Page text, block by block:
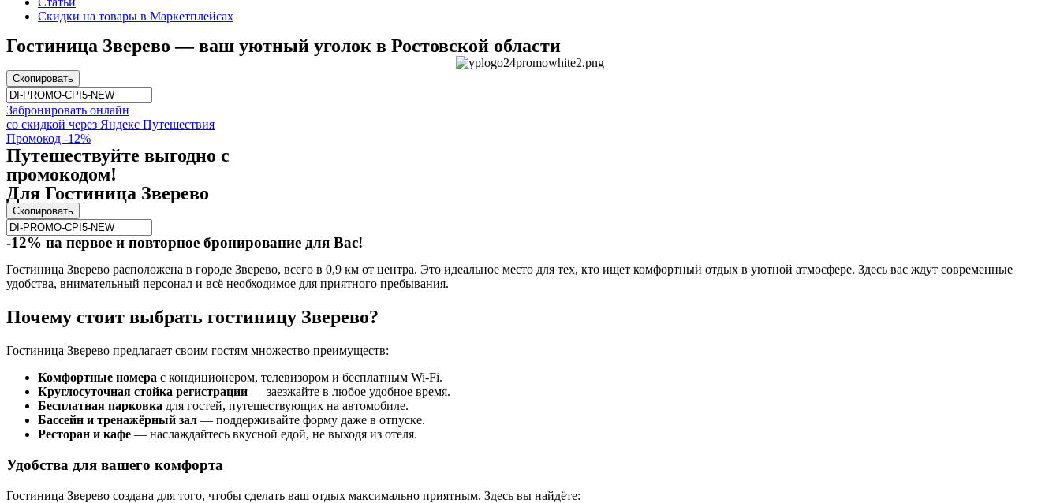
Скидки на товары в Маркетплейсах
Гостиница Зверево — ваш уютный уголок в Ростовской области
Скопировать
Забронировать онлайн
со скидкой через Яндекс Путешествия
Промокод -12%
Путешествуйте выгодно с
промокодом!
Для Гостиница Зверево
Скопировать
-12% на первое и повторное бронирование для Вас!
Гостиница Зверево расположена в городе Зверево, всего в 0,9 км от центра. Это идеальное место для тех, кто ищет комфортный отдых в уютной атмосфере. Здесь вас ждут современные
удобства, внимательный персонал и всё необходимое для приятного пребывания.
Почему стоит выбрать гостиницу Зверево?
Гостиница Зверево предлагает своим гостям множество преимуществ:
Комфортные номера с кондиционером, телевизором и бесплатным Wi-Fi.
Круглосуточная стойка регистрации — заезжайте в любое удобное время.
Бесплатная парковка для гостей, путешествующих на автомобиле.
Бассейн и тренажёрный зал — поддерживайте форму даже в отпуске.
Ресторан и кафе — наслаждайтесь вкусной едой, не выходя из отеля.
Удобства для вашего комфорта
Гостиница Зверево создана для того, чтобы сделать ваш отдых максимально приятным. Здесь вы найдёте: